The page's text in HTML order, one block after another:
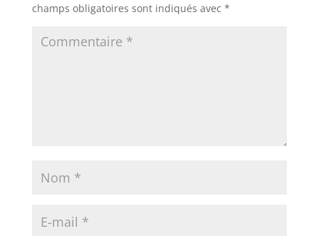
champs obligatoires sont indiqués avec *